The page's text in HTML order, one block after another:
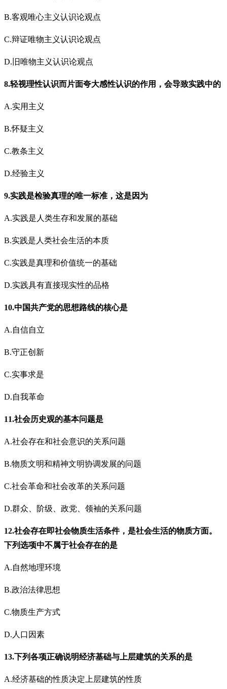
B.客观唯心主义认识论观点
C.辩证唯物主义认识论观点
D.旧唯物主义认识论观点
8.轻视理性认识而片面夸大感性认识的作用，会导致实践中的
A.实用主义
B.怀疑主义
C.教条主义
D.经验主义
9.实践是检验真理的唯一标准，这是因为
A.实践是人类生存和发展的基础
B.实践是人类社会生活的本质
C.实践是真理和价值统一的基础
D.实践具有直接现实性的品格
10.中国共产党的思想路线的核心是
A.自信自立
B.守正创新
C.实事求是
D.自我革命
11.社会历史观的基本问题是
A.社会存在和社会意识的关系问题
B.物质文明和精神文明协调发展的问题
C.社会革命和社会改革的关系问题
D.群众、阶级、政党、领袖的关系问题
12.社会存在即社会物质生活条件，是社会生活的物质方面。
下列选项中不属于社会存在的是
A.自然地理环境
B.政治法律思想
C.物质生产方式
D.人口因素
13.下列各项正确说明经济基础与上层建筑的关系的是
A.经济基础的性质决定上层建筑的性质